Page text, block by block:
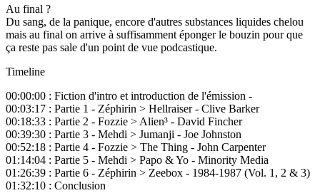
Au final ?
Du sang, de la panique, encore d'autres substances liquides chelou
mais au final on arrive à suffisamment éponger le bouzin pour que
ça reste pas sale d'un point de vue podcastique.
Timeline
00:00:00 : Fiction d'intro et introduction de l'émission -
00:03:17 : Partie 1 - Zéphirin > Hellraiser - Clive Barker
00:18:33 : Partie 2 - Fozzie > Alien³ - David Fincher
00:39:30 : Partie 3 - Mehdi > Jumanji - Joe Johnston
00:52:18 : Partie 4 - Fozzie > The Thing - John Carpenter
01:14:04 : Partie 5 - Mehdi > Papo & Yo - Minority Media
01:26:39 : Partie 6 - Zéphirin > Zeebox - 1984-1987 (Vol. 1, 2 & 3)
01:32:10 : Conclusion